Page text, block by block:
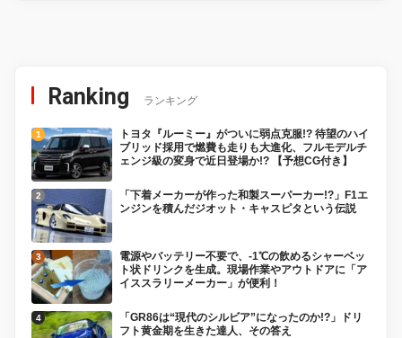
Ranking ランキング
トヨタ『ルーミー』がついに弱点克服!? 待望のハイ
ブリッド採用で燃費も走りも大進化、フルモデルチ
ェンジ級の変身で近日登場か!? 【予想CG付き】
「下着メーカーが作った和製スーパーカー!?」F1エ
ンジンを積んだジオット・キャスピタという伝説
電源やバッテリー不要で、-1℃の飲めるシャーベッ
ト状ドリンクを生成。現場作業やアウトドアに「ア
イススラリーメーカー」が便利！
「GR86は“現代のシルビア”になったのか!?」ドリ
フト黄金期を生きた達人、その答え